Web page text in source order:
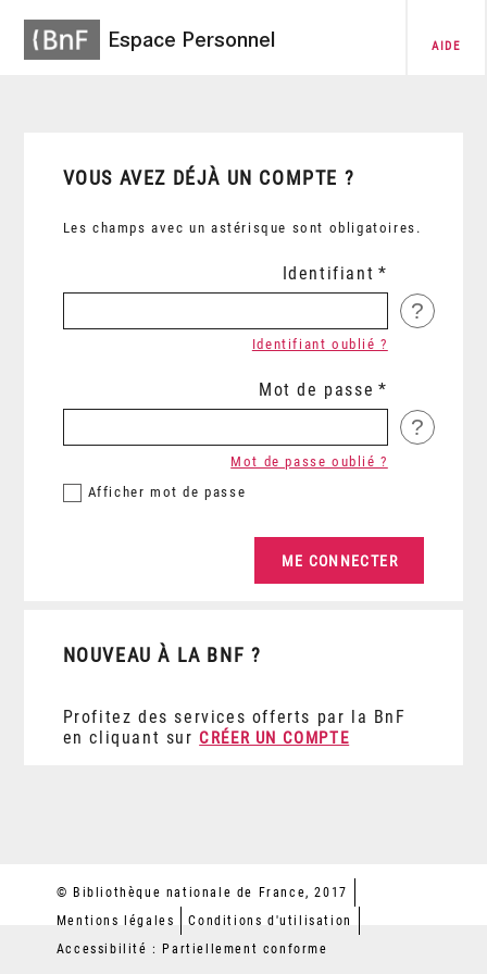
Espace Personnel AIDE
VOUS AVEZ DÉJÀ UN COMPTE ?
Les champs avec un astérisque sont obligatoires.
Identifiant
?
Identifiant oublié ?
Mot de passe
?
Afficher mot de passe
Mot de passe oublié ?
NOUVEAU À LA BNF ?
Profitez des services offerts par la BnF
en cliquant sur CRÉER UN COMPTE
© Bibliothèque nationale de France, 2017
Mentions légales
Conditions d'utilisation
Accessibilité : Partiellement conforme